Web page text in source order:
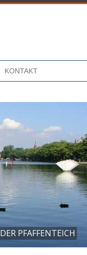
KONTAKT
DER PFAFFENTEICH